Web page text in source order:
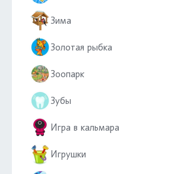
Зима
Золотая рыбка
Зоопарк
Зубы
Игра в кальмара
Игрушки